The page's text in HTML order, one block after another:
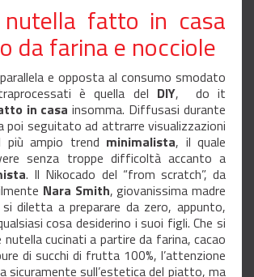
fatto in casa
da farina e nocciole
e opposta al consumo smodato
è quella del DIY,
do it
in casa insomma. Diffusasi durante
poi seguitato ad attrarre visualizzazioni
più ampio trend minimalista, il quale
senza troppe difficoltà accanto a
. Il Nikocado del “from scratch”, da
Nara Smith, giovanissima madre
diletta a preparare da zero, appunto,
cosa desiderino i suoi figli. Che si
cucinati a partire da farina, cacao
di succhi di frutta 100%, l’attenzione
sicuramente sull’estetica del piatto, ma